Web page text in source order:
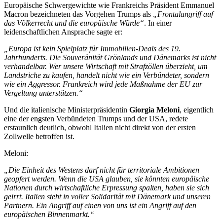
Europäische Schwergewichte wie Frankreichs Präsident Emmanuel
Macron bezeichneten das Vorgehen Trumps als
„Frontalangriff auf
das Völkerrecht und die europäische Würde“. In einer
leidenschaftlichen Ansprache sagte er:
„Europa ist kein Spielplatz für Immobilien-Deals des 19.
Jahrhunderts. Die Souveränität Grönlands und Dänemarks ist nicht
verhandelbar. Wer unsere Wirtschaft mit Strafzöllen überzieht, um
Landstriche zu kaufen, handelt nicht wie ein Verbündeter, sondern
wie ein Aggressor. Frankreich wird jede Maßnahme der EU zur
Vergeltung unterstützen.“
Und die italienische Ministerpräsidentin Giorgia Meloni, eigentlich
eine der engsten Verbündeten Trumps und der USA, redete
erstaunlich deutlich, obwohl Italien nicht direkt von der ersten
Zollwelle betroffen ist.
Meloni:
„Die Einheit des Westens darf nicht für territoriale Ambitionen
geopfert werden. Wenn die USA glauben, sie könnten europäische
Nationen durch wirtschaftliche Erpressung spalten, haben sie sich
geirrt. Italien steht in voller Solidarität mit Dänemark und unseren
Partnern. Ein Angriff auf einen von uns ist ein Angriff auf den
europäischen Binnenmarkt.“